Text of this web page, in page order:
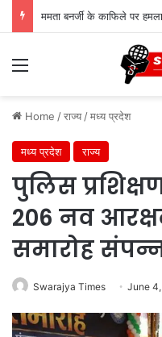
ममता बनर्जी के काफिले पर
Menu
Home /राज्य /मध्य प्रदेश
मध्य प्रदेश राज्य
पुलिस
206 नव
समारोह
Swarajya Times June